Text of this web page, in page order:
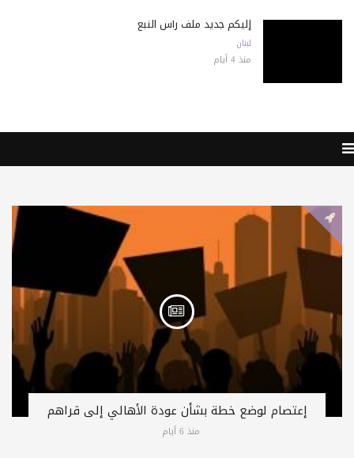
إليكم جديد ملف رأس النبع
لبنان
منذ 4 أيام
إعتصام لوضع خطة بشأن عودة الأهالي إلى قراهم
منذ 6 أيام